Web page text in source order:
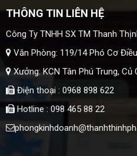
THÔNG TIN LIÊN HỆ
Công Ty TNHH SX TM Thanh
Văn Phòng: 119/14 Phó Cơ
Xưởng: KCN Tân Phú Trung, Củ
Điện thoại : 0968 898 622
Hotline : 098 465 88 22